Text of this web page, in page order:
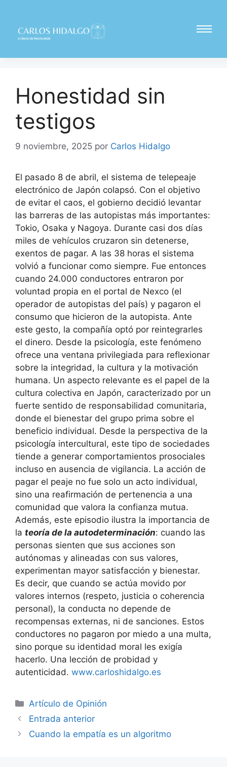
Honestidad sin
testigos
9 noviembre, 2025 por Carlos Hidalgo
El pasado 8 de abril, el sistema de telepeaje
electrónico de Japón colapsó. Con el objetivo
de evitar el caos, el gobierno decidió levantar
las barreras de las autopistas más importantes:
Tokio, Osaka y Nagoya. Durante casi dos días
miles de vehículos cruzaron sin detenerse,
exentos de pagar. A las 38 horas el sistema
volvió a funcionar como siempre. Fue entonces
cuando 24.000 conductores entraron por
voluntad propia en el portal de Nexco (el
operador de autopistas del país) y pagaron el
consumo que hicieron de la autopista. Ante
este gesto, la compañía optó por reintegrarles
el dinero. Desde la psicología, este fenómeno
ofrece una ventana privilegiada para reflexionar
sobre la integridad, la cultura y la motivación
humana. Un aspecto relevante es el papel de la
cultura colectiva en Japón, caracterizado por un
fuerte sentido de responsabilidad comunitaria,
donde el bienestar del grupo prima sobre el
beneficio individual. Desde la perspectiva de la
psicología intercultural, este tipo de sociedades
tiende a generar comportamientos prosociales
incluso en ausencia de vigilancia. La acción de
pagar el peaje no fue solo un acto individual,
sino una reafirmación de pertenencia a una
comunidad que valora la confianza mutua.
Además, este episodio ilustra la importancia de
la teoría de la autodeterminación: cuando las
personas sienten que sus acciones son
autónomas y alineadas con sus valores,
experimentan mayor satisfacción y bienestar.
Es decir, que cuando se actúa movido por
valores internos (respeto, justicia o coherencia
personal), la conducta no depende de
recompensas externas, ni de sanciones. Estos
conductores no pagaron por miedo a una multa,
sino porque su identidad moral les exigía
hacerlo. Una lección de probidad y
autenticidad. www.carloshidalgo.es
Artículo de Opinión
Entrada anterior
Cuando la empatía es un algoritmo